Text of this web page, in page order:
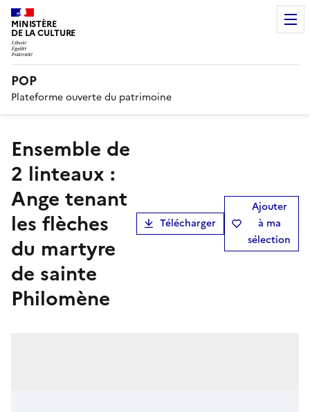
MINISTÈRE
DE LA CULTURE
POP
Plateforme ouverte du patrimoine
ensemble de
2 linteaux :
Ange tenant
les flèches
du martyre
de sainte
Philomène
Télécharger
Ajouter
à ma
sélection